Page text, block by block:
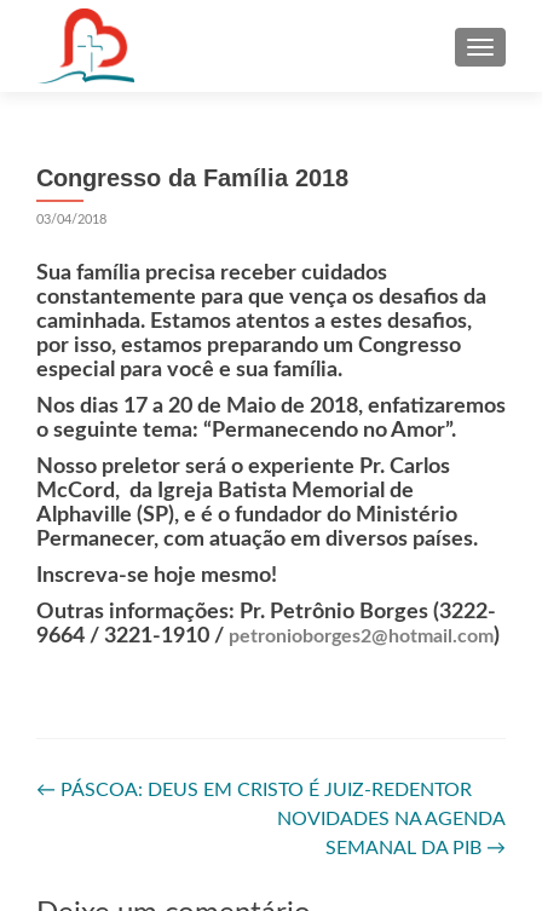
Congresso da Família 2018
03/04/2018
Sua família precisa receber cuidados
constantemente para que vença os desafios da
caminhada. Estamos atentos a estes desafios,
por isso, estamos preparando um Congresso
especial para você e sua família.
Nos dias 17 a 20 de Maio de 2018, enfatizaremos
o seguinte tema: “Permanecendo no Amor”.
Nosso preletor será o experiente Pr. Carlos
McCord, da Igreja Batista Memorial de
Alphaville (SP), e é o fundador do Ministério
Permanecer, com atuação em diversos países.
Inscreva-se hoje mesmo!
Outras informações: Pr. Petrônio Borges (3222-
9664 / 3221-1910 / petronioborges2@hotmail.com)
← PÁSCOA: DEUS EM CRISTO É JUIZ-REDENTOR
NOVIDADES NA AGENDA
SEMANAL DA PIB →